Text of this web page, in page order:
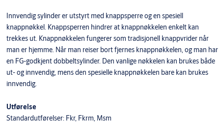
Innvendig sylinder er utstyrt med knappsperre og en spesiell
knappnøkkel. Knappsperren hindrer at knappnøkkelen enkelt kan
trekkes ut. Knappnøkkelen fungerer som tradisjonell knappvrider når
man er hjemme. Når man reiser bort fjernes knappnøkkelen, og man har
en FG-godkjent dobbeltsylinder. Den vanlige nøkkelen kan brukes både
ut- og innvendig, mens den spesielle knappnøkkelen bare kan brukes
innvendig.
Utførelse
Standardutførelser: Fkr, Fkrm, Msm